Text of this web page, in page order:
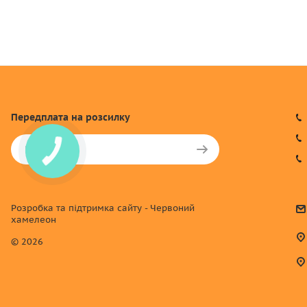
Передплата на розсилку
© 2026
Розробка та підтримка сайту - Червоний
хамелеон